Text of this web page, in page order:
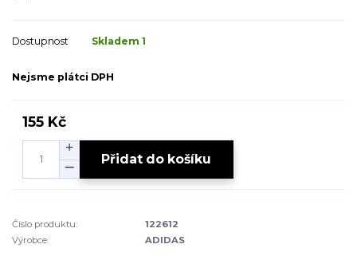
Dostupnost Skladem 1
Nejsme plátci DPH
155 Kč
Přidat do košíku
Číslo produktu:
122612
Výrobce:
ADIDAS